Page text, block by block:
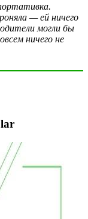
— ей ничего
могли бы
ничего не